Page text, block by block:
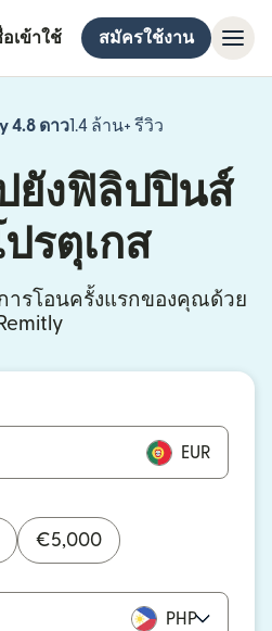
เข้าใช้ สมัครใช้งาน
4.8 ดาว1.4 ล้าน+ รีวิว
(เปิดในหน้าต่
ยังฟิลิปปินส์
รตุเกส
ารโอนครั้งแรกของคุณด้วย
Remitly
EUR
€5,000
PHP